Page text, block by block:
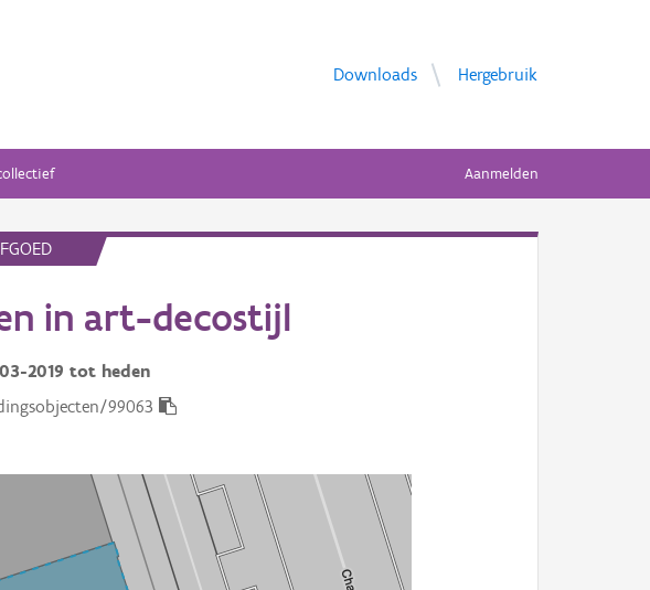
Downloads Hergebruik
Aanmelden
in art-decostijl
2019 tot heden
99063